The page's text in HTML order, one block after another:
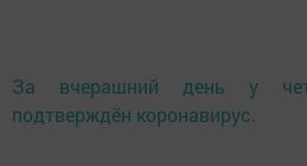
За вчерашний день у
подтверждён коронавирус.